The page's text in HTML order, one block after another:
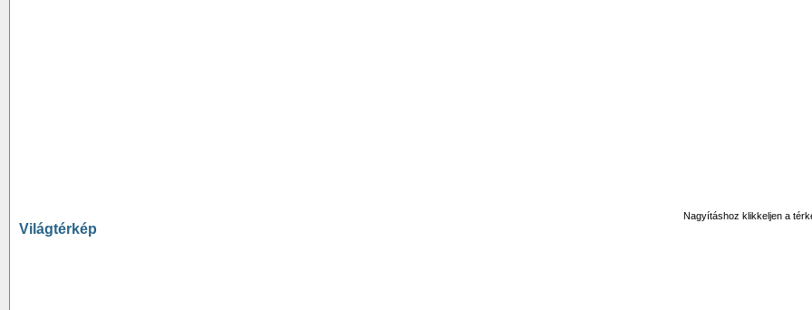
Nagyításhoz klikkeljen a
Világtérkép